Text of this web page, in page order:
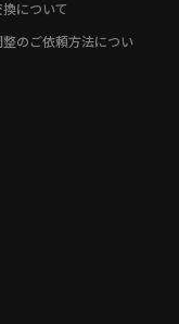
について
整のご依頼方法につい